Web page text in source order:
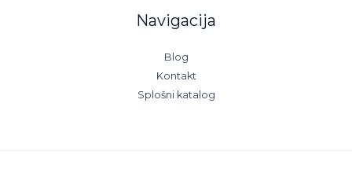
Navigacija
Blog
Kontakt
Splošni katalog